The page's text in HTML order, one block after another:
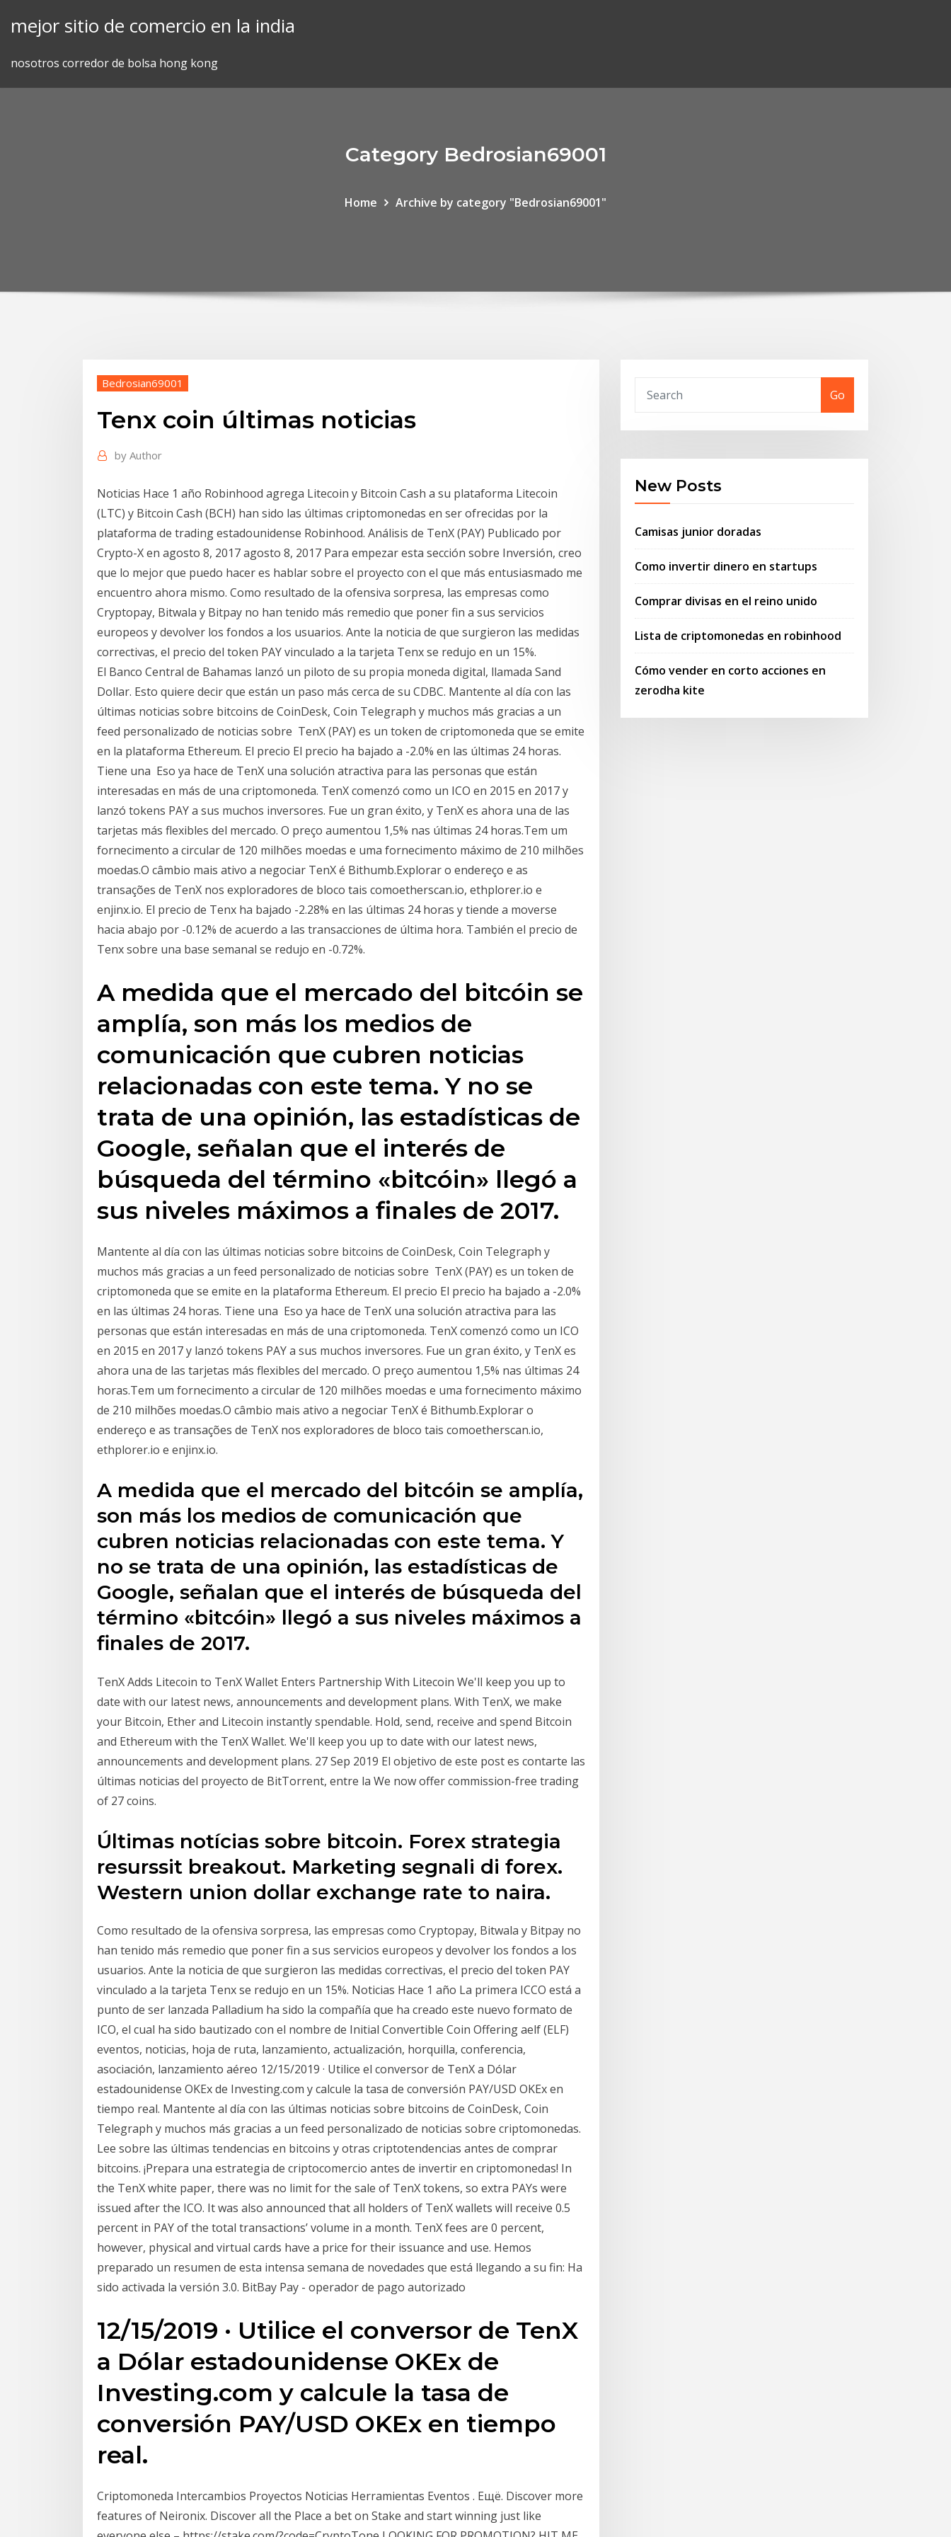
mejor sitio de comercio en la india
nosotros corredor de bolsa hong kong
Category Bedrosian69001
Home Archive by category "Bedrosian69001"
Bedrosian69001
Tenx coin últimas noticias
by Author
Noticias Hace 1 año Robinhood agrega Litecoin y Bitcoin Cash a su plataforma Litecoin
(LTC) y Bitcoin Cash (BCH) han sido las últimas criptomonedas en ser ofrecidas por la
plataforma de trading estadounidense Robinhood. Análisis de TenX (PAY) Publicado por
Crypto-X en agosto 8, 2017 agosto 8, 2017 Para empezar esta sección sobre Inversión, creo
que lo mejor que puedo hacer es hablar sobre el proyecto con el que más entusiasmado me
encuentro ahora mismo. Como resultado de la ofensiva sorpresa, las empresas como
Cryptopay, Bitwala y Bitpay no han tenido más remedio que poner fin a sus servicios
europeos y devolver los fondos a los usuarios. Ante la noticia de que surgieron las medidas
correctivas, el precio del token PAY vinculado a la tarjeta Tenx se redujo en un 15%.
El Banco Central de Bahamas lanzó un piloto de su propia moneda digital, llamada Sand
Dollar. Esto quiere decir que están un paso más cerca de su CDBC. Mantente al día con las
últimas noticias sobre bitcoins de CoinDesk, Coin Telegraph y muchos más gracias a un
feed personalizado de noticias sobre TenX (PAY) es un token de criptomoneda que se emite
en la plataforma Ethereum. El precio El precio ha bajado a -2.0% en las últimas 24 horas.
Tiene una Eso ya hace de TenX una solución atractiva para las personas que están
interesadas en más de una criptomoneda. TenX comenzó como un ICO en 2015 en 2017 y
lanzó tokens PAY a sus muchos inversores. Fue un gran éxito, y TenX es ahora una de las
tarjetas más flexibles del mercado. O preço aumentou 1,5% nas últimas 24 horas.Tem um
fornecimento a circular de 120 milhões moedas e uma fornecimento máximo de 210 milhões
moedas.O câmbio mais ativo a negociar TenX é Bithumb.Explorar o endereço e as
transações de TenX nos exploradores de bloco tais comoetherscan.io, ethplorer.io e
enjinx.io. El precio de Tenx ha bajado -2.28% en las últimas 24 horas y tiende a moverse
hacia abajo por -0.12% de acuerdo a las transacciones de última hora. También el precio de
Tenx sobre una base semanal se redujo en -0.72%.
A medida que el mercado del bitcóin se
amplía, son más los medios de
comunicación que cubren noticias
relacionadas con este tema. Y no se
trata de una opinión, las estadísticas de
Google, señalan que el interés de
búsqueda del término «bitcóin» llegó a
sus niveles máximos a finales de 2017.
Mantente al día con las últimas noticias sobre bitcoins de CoinDesk, Coin Telegraph y
muchos más gracias a un feed personalizado de noticias sobre TenX (PAY) es un token de
criptomoneda que se emite en la plataforma Ethereum. El precio El precio ha bajado a -2.0%
en las últimas 24 horas. Tiene una Eso ya hace de TenX una solución atractiva para las
personas que están interesadas en más de una criptomoneda. TenX comenzó como un ICO
en 2015 en 2017 y lanzó tokens PAY a sus muchos inversores. Fue un gran éxito, y TenX es
ahora una de las tarjetas más flexibles del mercado. O preço aumentou 1,5% nas últimas 24
horas.Tem um fornecimento a circular de 120 milhões moedas e uma fornecimento máximo
de 210 milhões moedas.O câmbio mais ativo a negociar TenX é Bithumb.Explorar o
endereço e as transações de TenX nos exploradores de bloco tais comoetherscan.io,
ethplorer.io e enjinx.io.
A medida que el mercado del bitcóin se amplía,
son más los medios de comunicación que
cubren noticias relacionadas con este tema. Y
no se trata de una opinión, las estadísticas de
Google, señalan que el interés de búsqueda del
término «bitcóin» llegó a sus niveles máximos a
finales de 2017.
TenX Adds Litecoin to TenX Wallet Enters Partnership With Litecoin We'll keep you up to
date with our latest news, announcements and development plans. With TenX, we make
your Bitcoin, Ether and Litecoin instantly spendable. Hold, send, receive and spend Bitcoin
and Ethereum with the TenX Wallet. We'll keep you up to date with our latest news,
announcements and development plans. 27 Sep 2019 El objetivo de este post es contarte las
últimas noticias del proyecto de BitTorrent, entre la We now offer commission-free trading
of 27 coins.
Últimas notícias sobre bitcoin. Forex strategia
resurssit breakout. Marketing segnali di forex.
Western union dollar exchange rate to naira.
Como resultado de la ofensiva sorpresa, las empresas como Cryptopay, Bitwala y Bitpay no
han tenido más remedio que poner fin a sus servicios europeos y devolver los fondos a los
usuarios. Ante la noticia de que surgieron las medidas correctivas, el precio del token PAY
vinculado a la tarjeta Tenx se redujo en un 15%. Noticias Hace 1 año La primera ICCO está a
punto de ser lanzada Palladium ha sido la compañía que ha creado este nuevo formato de
ICO, el cual ha sido bautizado con el nombre de Initial Convertible Coin Offering aelf (ELF)
eventos, noticias, hoja de ruta, lanzamiento, actualización, horquilla, conferencia,
asociación, lanzamiento aéreo 12/15/2019 · Utilice el conversor de TenX a Dólar
estadounidense OKEx de Investing.com y calcule la tasa de conversión PAY/USD OKEx en
tiempo real. Mantente al día con las últimas noticias sobre bitcoins de CoinDesk, Coin
Telegraph y muchos más gracias a un feed personalizado de noticias sobre criptomonedas.
Lee sobre las últimas tendencias en bitcoins y otras criptotendencias antes de comprar
bitcoins. ¡Prepara una estrategia de criptocomercio antes de invertir en criptomonedas! In
the TenX white paper, there was no limit for the sale of TenX tokens, so extra PAYs were
issued after the ICO. It was also announced that all holders of TenX wallets will receive 0.5
percent in PAY of the total transactions’ volume in a month. TenX fees are 0 percent,
however, physical and virtual cards have a price for their issuance and use. Hemos
preparado un resumen de esta intensa semana de novedades que está llegando a su fin: Ha
sido activada la versión 3.0. BitBay Pay - operador de pago autorizado
12/15/2019 · Utilice el conversor de TenX
a Dólar estadounidense OKEx de
Investing.com y calcule la tasa de
conversión PAY/USD OKEx en tiempo
real.
Criptomoneda Intercambios Proyectos Noticias Herramientas Eventos . Ещё. Discover more
features of Neironix. Discover all the Place a bet on Stake and start winning just like
Go
New Posts
Camisas junior doradas
Como invertir dinero en startups
Comprar divisas en el reino unido
Lista de criptomonedas en robinhood
Cómo vender en corto acciones en
zerodha kite